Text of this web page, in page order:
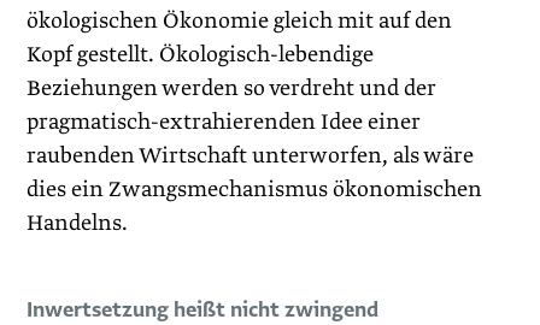
ökologischen Ökonomie gleich mit auf den
Kopf gestellt. Ökologisch-lebendige
Beziehungen werden so verdreht und der
pragmatisch-extrahierenden Idee einer
raubenden Wirtschaft unterworfen, als wäre
dies ein Zwangsmechanismus ökonomischen
Handelns.
Inwertsetzung heißt nicht zwingend